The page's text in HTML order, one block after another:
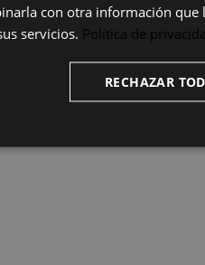
ocupa más ancho para
decoración.
apoyada en pared como
con otra información
servicios. Política de
RECHAZAR